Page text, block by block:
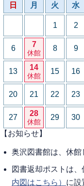
日 月 火 水
1 2
6 7
休館
8 9
13 14
休館
15 16
20 21 22 23
27 28
休館
29
30
【お知らせ】
奥沢図書館は、休
図書返却ポストは
内図はこちら） に設